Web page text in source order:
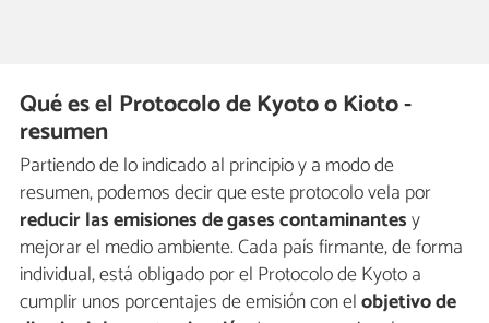
Qué es el Protocolo de Kyoto o Kioto -
resumen
Partiendo de lo indicado al principio y a modo de
resumen, podemos decir que este protocolo vela por
reducir las emisiones de gases contaminantesy
mejorar el medio ambiente. Cada país firmante, de forma
individual, está obligado por el Protocolo de Kyoto a
cumplir unos porcentajes de emisión con elobjetivo de